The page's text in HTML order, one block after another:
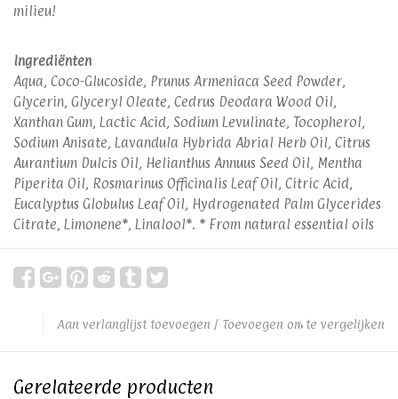
milieu!
Ingrediënten
Aqua, Coco-Glucoside, Prunus Armeniaca Seed Powder,
Glycerin, Glyceryl Oleate, Cedrus Deodara Wood Oil,
Xanthan Gum, Lactic Acid, Sodium Levulinate, Tocopherol,
Sodium Anisate, Lavandula Hybrida Abrial Herb Oil, Citrus
Aurantium Dulcis Oil, Helianthus Annuus Seed Oil, Mentha
Piperita Oil, Rosmarinus Officinalis Leaf Oil, Citric Acid,
Eucalyptus Globulus Leaf Oil, Hydrogenated Palm Glycerides
Citrate, Limonene*, Linalool*. * From natural essential oils
Aan verlanglijst toevoegen / Toevoegen om te vergelijken
Gerelateerde producten